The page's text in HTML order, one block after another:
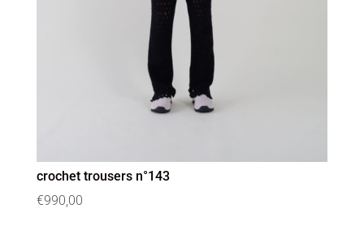
crochet trousers n°143
€990,00